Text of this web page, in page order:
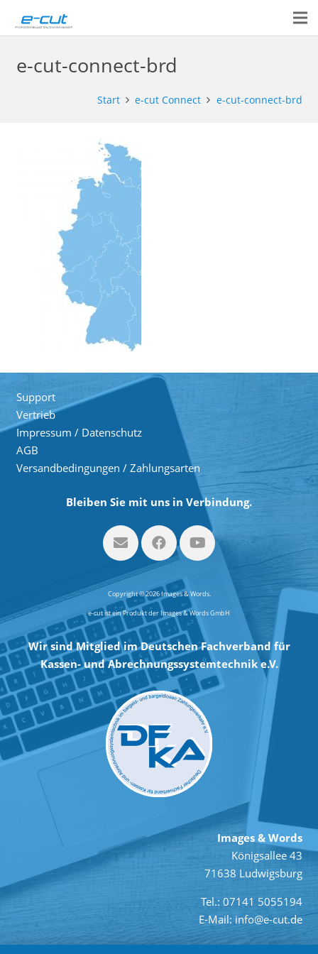
e-cut-connect-brd
Start e-cut Connect e-cut-connect-brd
Support
Vertrieb
Impressum / Datenschutz
AGB
Versandbedingungen / Zahlungsarten
Bleiben Sie mit uns in Verbindung.
Copyright © 2026 Images & Words.
e-cut ist ein Produkt der Images & Words GmbH
Wir sind Mitglied im Deutschen Fachverband für
Kassen- und Abrechnungssystemtechnik e.V.
Images & Words
Königsallee 43
71638 Ludwigsburg
Tel.: 07141 5055194
E-Mail: info@e-cut.de